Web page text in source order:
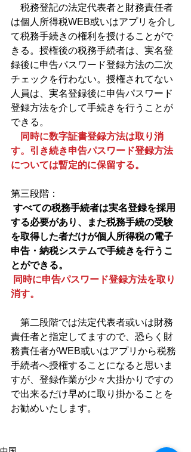
税務登記の法定代表者と財務責任者
は個人所得税WEB或いはアプリを介し
て税務手続きの権利を授けることがで
きる。授権後の税務手続者は、実名登
録後に申告パスワード登録方法の二次
チェックを行わない。授権されてない
人員は、実名登録後に申告パスワード
登録方法を介して手続きを行うことが
できる。
同時に数字証書登録方法は取り消
す。引き続き申告パスワード登録方法
については暫定的に保留する。
第三段階：
すべての税務手続者は実名登録を採用
する必要があり、また税務手続の受験
を取得した者だけが個人所得税の電子
申告・納税システムで手続きを行うこ
とができる。
同時に申告パスワード登録方法を取り
消す。
第二段階では法定代表者或いは財務
責任者と指定してますので、恐らく財
務責任者がWEB或いはアプリから税務
手続者へ授権することになると思いま
すが、登録作業が少々大掛かりですの
で出来るだけ早めに取り掛かることを
お勧めいたします。